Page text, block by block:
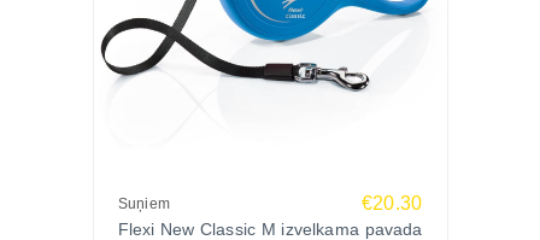
Suņiem €20.30
Flexi New Classic M izvelkama pavada